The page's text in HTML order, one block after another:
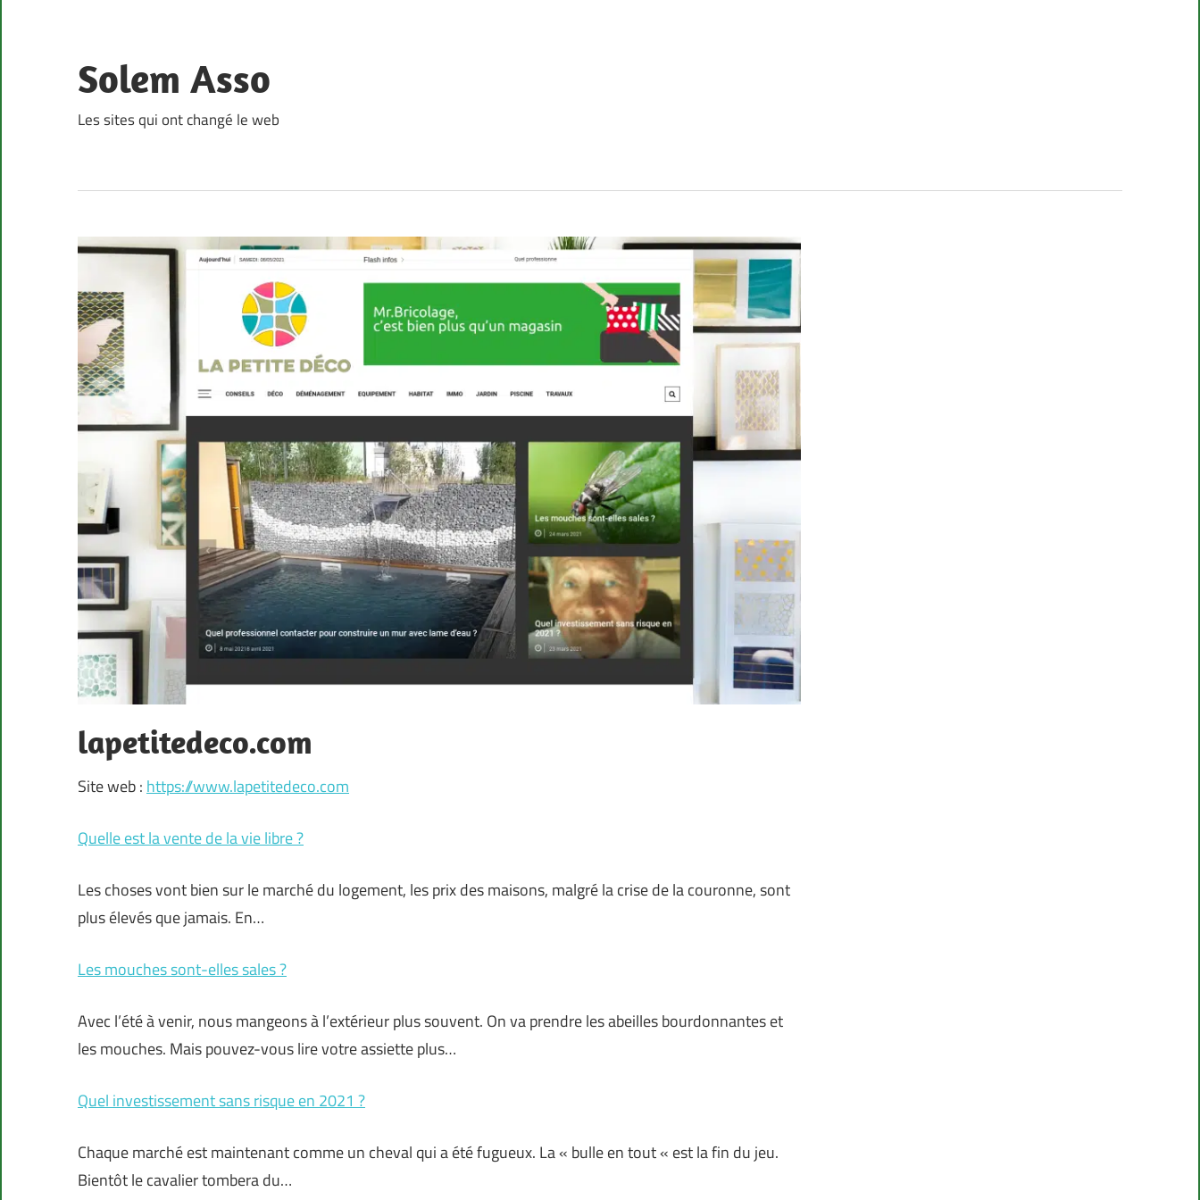
content
Solem Asso
Les sites qui ont changé le web
lapetitedeco.com
Site web : https://www.lapetitedeco.com
Quelle est la vente de la vie libre ?
Les choses vont bien sur le marché du logement, les prix des maisons, malgré la crise de la couronne, sont
plus élevés que jamais. En…
Les mouches sont-elles sales ?
Avec l’été à venir, nous mangeons à l’extérieur plus souvent. On va prendre les abeilles bourdonnantes et
les mouches. Mais pouvez-vous lire votre assiette plus…
Quel investissement sans risque en 2021 ?
Chaque marché est maintenant comme un cheval qui a été fugueux. La « bulle en tout « est la fin du jeu.
Bientôt le cavalier tombera du…